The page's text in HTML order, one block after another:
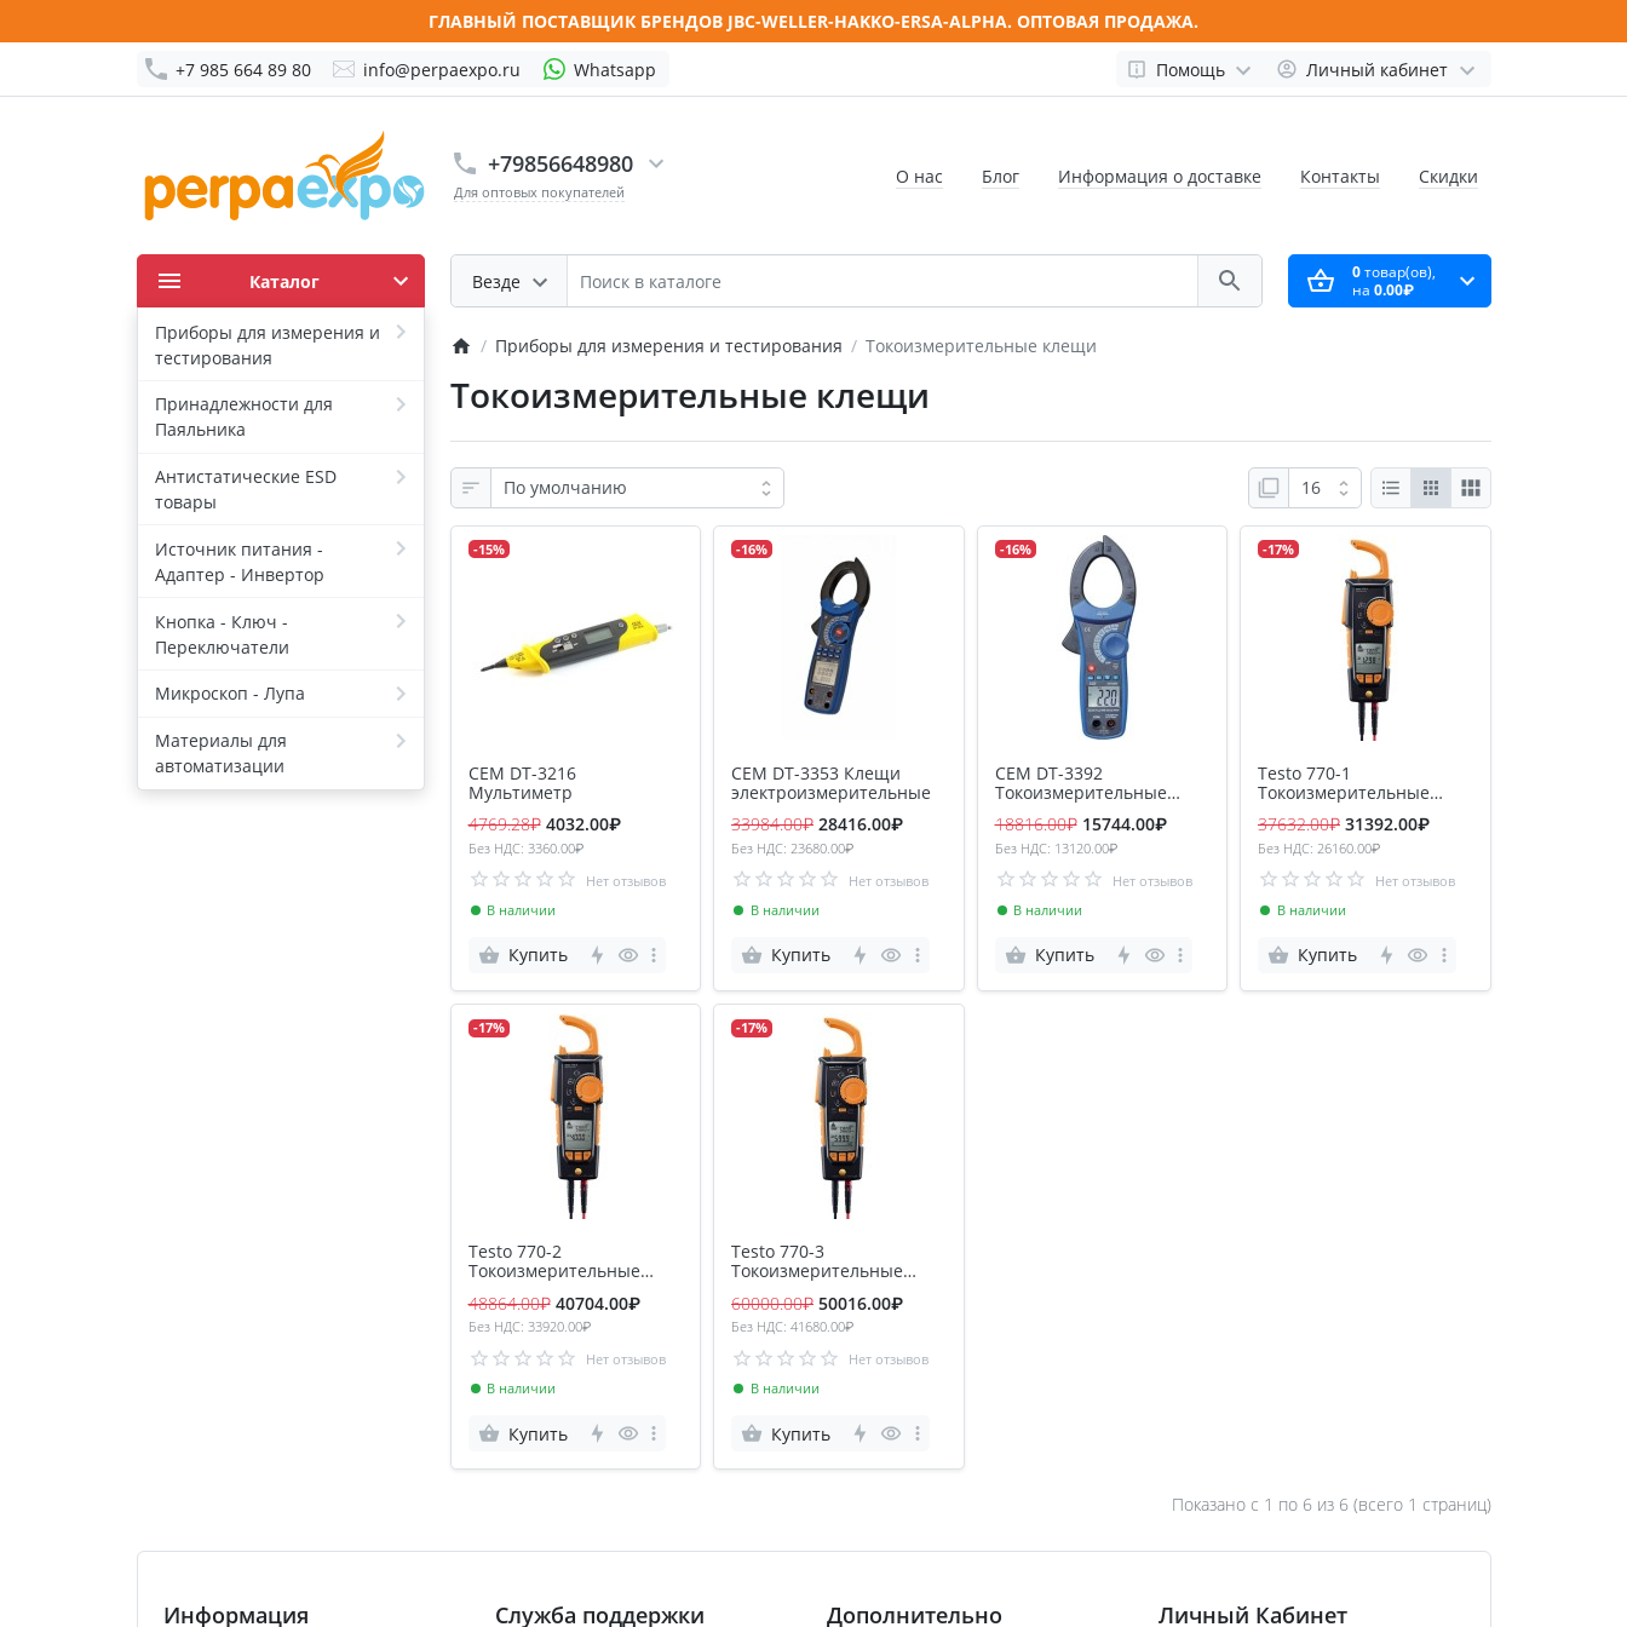
ГЛАВНЫЙ ПОСТАВЩИК БРЕНДОВ JBC-WELLER-HAKKO-ERSA-ALPHA. ОПТОВАЯ ПРОДАЖА.
+7 985 664 89 80 info@perpaexpo.ru Whatsapp Помощь Личный кабинет
+79856648980
Для оптовых покупателей
Везде
О нас Блог Информация о доставке Контакты Скидки
0товар(ов),
на 0.00₽
Каталог
Приборы для измерения и
тестирования
Принадлежности для
Паяльника
Антистатические ESD
товары
Источник питания -
Адаптер - Инвертор
Кнопка - Ключ -
Переключатели
Микроскоп - Лупа
Материалы для
автоматизации
Приборы для измерения и тестирования Токоизмерительные клещи
Токоизмерительные клещи
-15%
CEM DT-3216
Мультиметр
4769.28₽ 4032.00₽
Без НДС: 3360.00₽
Нет отзывов
В наличии
Купить
-16%
CEM DT-3353 Клещи
электроизмерительные
33984.00₽ 28416.00₽
Без НДС: 23680.00₽
Нет отзывов
В наличии
Купить
-16%
CEM DT-3392
Токоизмерительные
18816.00₽ 15744.00₽
Без НДС: 13120.00₽
Нет отзывов
В наличии
Купить
-17%
Testo 770-1
Токоизмерительные
37632.00₽ 31392.00₽
Без НДС: 26160.00₽
Нет отзывов
В наличии
Купить
-17%
Testo 770-2
Токоизмерительные
48864.00₽ 40704.00₽
Без НДС: 33920.00₽
Нет отзывов
В наличии
Купить
-17%
Testo 770-3
Токоизмерительные
60000.00₽ 50016.00₽
Без НДС: 41680.00₽
Нет отзывов
В наличии
Купить
Показано с 1 по 6из 6 (всего 1 страниц)
Информация Служба поддержки Дополнительно Личный Кабинет